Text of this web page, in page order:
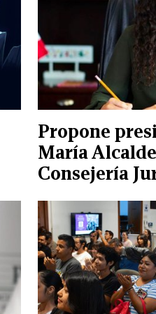
Propone
María
Consejería